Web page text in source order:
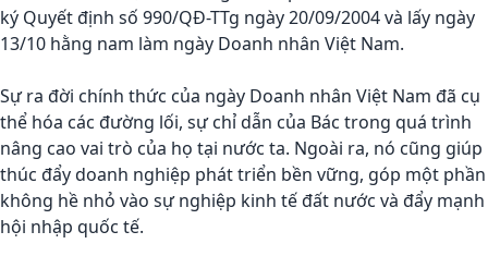
ký Quyết định số 990/QĐ-TTg ngày 20/09/2004 và lấy ngày
13/10 hằng nam làm ngày Doanh nhân Việt Nam.
Sự ra đời chính thức của ngày Doanh nhân Việt Nam đã cụ
thể hóa các đường lối, sự chỉ dẫn của Bác trong quá trình
nâng cao vai trò của họ tại nước ta. Ngoài ra, nó cũng giúp
thúc đẩy doanh nghiệp phát triển bền vững, góp một phần
không hề nhỏ vào sự nghiệp kinh tế đất nước và đẩy mạnh
hội nhập quốc tế.